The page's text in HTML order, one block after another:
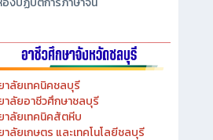
นย์ฝึกอบรมซ่อมบำรุงแขนกลและหุ่น
โครงการ Digital College
งปฏิบัติการภาษาจีน